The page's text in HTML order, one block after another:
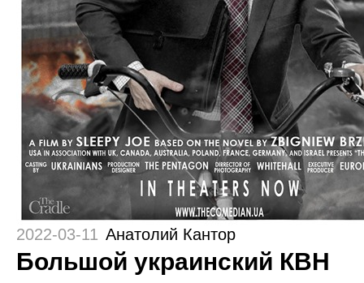
2022-03-11 Анатолий Кантор
Большой украинский КВН